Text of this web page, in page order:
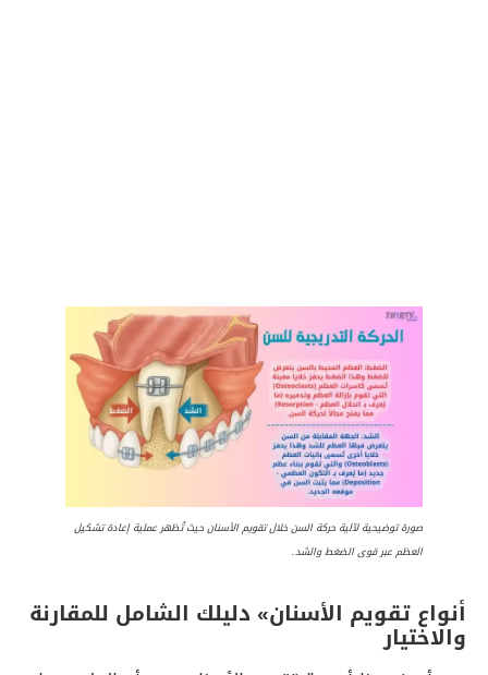
توضيحية لآلية حركة السن خلال تقويم الأسنان حيث تُظهر عملية إعادة تشكيل
عبر قوى الضغط والشد.
تقويم الأسنان» دليلك الشامل للمقارنة